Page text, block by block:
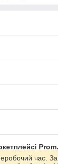
час.